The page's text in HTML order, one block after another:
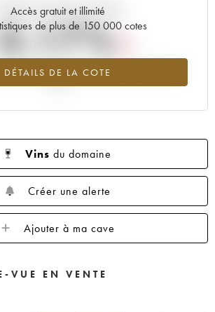
Accès gratuit et illimité
de plus de 150 000 cotes
DÉTAILS DE LA COTE
Tendance actuelle de la cote
du millésime 2009 en 2026 par rapport à
Vins du domaine
Créer une alerte
Ajouter à ma cave
VUE EN VENTE